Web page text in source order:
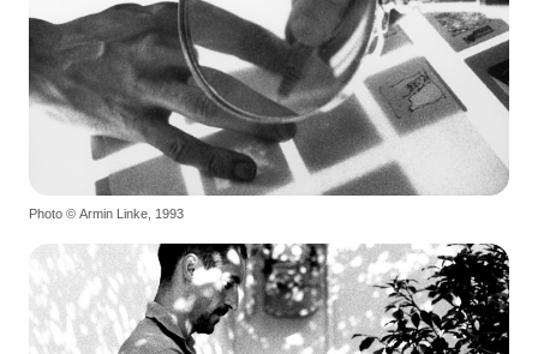
Photo © Armin Linke, 1993